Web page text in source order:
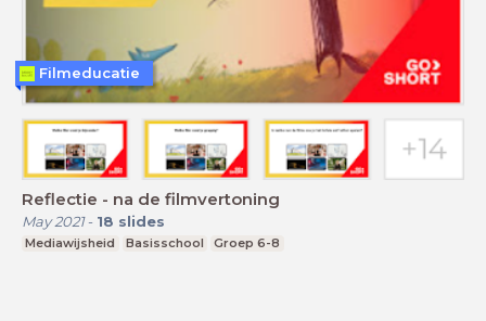
Reflectie - na de filmvertoning
May 2021- 18 slides
Mediawijsheid Basisschool Groep 6-8
Filmeducatie